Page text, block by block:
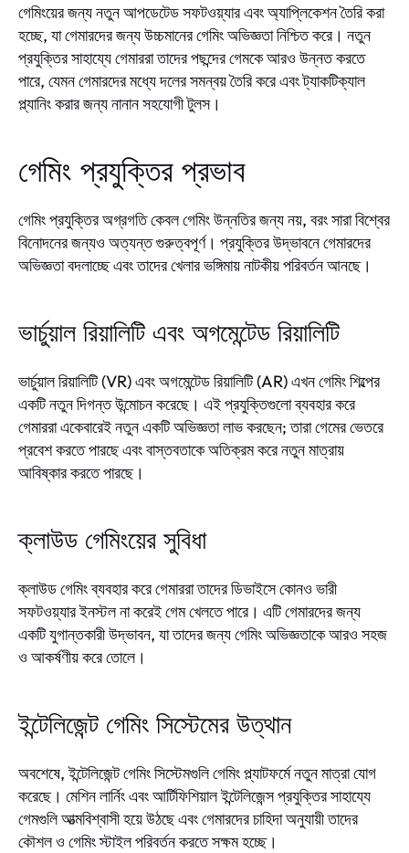
গেমিংয়ের জন্য নতুন আপডেটেড সফটওয়্যার এবং অ্যাপ্লিকেশন তৈরি করা
হচ্ছে, যা গেমারদের জন্য উচ্চমানের গেমিং অভিজ্ঞতা নিশ্চিত করে। নতুন
প্রযুক্তির সাহায্যে গেমাররা তাদের পছন্দের গেমকে আরও উন্নত করতে
পারে, যেমন গেমারদের মধ্যে দলের সমন্বয় তৈরি করে এবং ট্যাকটিক্যাল
প্ল্যানিং করার জন্য নানান সহযোগী টুলস।
গেমিং প্রযুক্তির প্রভাব
গেমিং প্রযুক্তির অগ্রগতি কেবল গেমিং উন্নতির জন্য নয়, বরং সারা বিশ্বের
বিনোদনের জন্যও অত্যন্ত গুরুত্বপূর্ণ। প্রযুক্তির উদ্ভাবনে গেমারদের
অভিজ্ঞতা বদলাচ্ছে এবং তাদের খেলার ভঙ্গিমায় নাটকীয় পরিবর্তন আনছে।
ভার্চুয়াল রিয়ালিটি এবং অগমেন্টেড রিয়ালিটি
ভার্চুয়াল রিয়ালিটি (VR) এবং অগমেন্টেড রিয়ালিটি (AR) এখন গেমিং শিল্পের
একটি নতুন দিগন্ত উন্মোচন করেছে। এই প্রযুক্তিগুলো ব্যবহার করে
গেমাররা একেবারেই নতুন একটি অভিজ্ঞতা লাভ করছেন; তারা গেমের ভেতরে
প্রবেশ করতে পারছে এবং বাস্তবতাকে অতিক্রম করে নতুন মাত্রায়
আবিষ্কার করতে পারছে।
ক্লাউড গেমিংয়ের সুবিধা
ক্লাউড গেমিং ব্যবহার করে গেমাররা তাদের ডিভাইসে কোনও ভারী
সফটওয়্যার ইনস্টল না করেই গেম খেলতে পারে। এটি গেমারদের জন্য
একটি যুগান্তকারী উদ্ভাবন, যা তাদের জন্য গেমিং অভিজ্ঞতাকে আরও সহজ
ও আকর্ষণীয় করে তোলে।
ইন্টেলিজেন্ট গেমিং সিস্টেমের উত্থান
অবশেষে, ইন্টেলিজেন্ট গেমিং সিস্টেমগুলি গেমিং প্ল্যাটফর্মে নতুন মাত্রা যোগ
করেছে। মেশিন লার্নিং এবং আর্টিফিশিয়াল ইন্টেলিজেন্স প্রযুক্তির সাহায্যে
গেমগুলি আত্মবিশ্বাসী হয়ে উঠছে এবং গেমারদের চাহিদা অনুযায়ী তাদের
কৌশল ও গেমিং স্টাইল পরিবর্তন করতে সক্ষম হচ্ছে।